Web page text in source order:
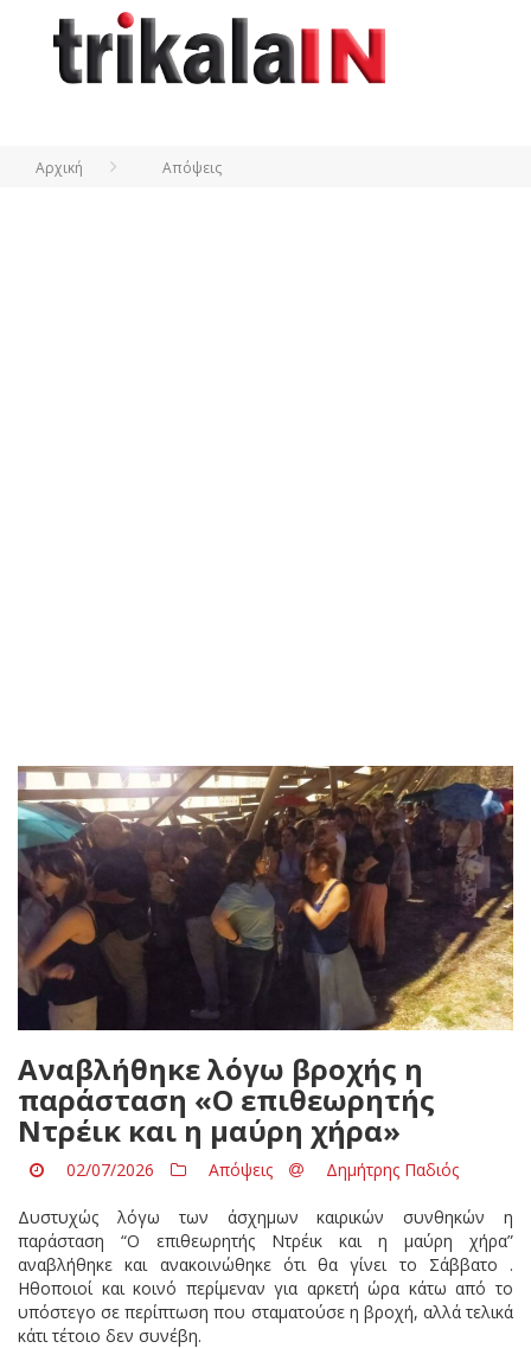
Αρχική Απόψεις
Αναβλήθηκε λόγω βροχής η
παράσταση «Ο επιθεωρητής
Ντρέικ και η μαύρη χήρα»
02/07/2026 Απόψεις Δημήτρης Παδιός
Δυστυχώς λόγω των άσχημων καιρικών συνθηκών η
παράσταση “Ο επιθεωρητής Ντρέικ και η μαύρη χήρα”
αναβλήθηκε και ανακοινώθηκε ότι θα γίνει το Σάββατο .
Ηθοποιοί και κοινό περίμεναν για αρκετή ώρα κάτω από το
υπόστεγο σε περίπτωση που σταματούσε η βροχή, αλλά τελικά
κάτι τέτοιο δεν συνέβη.